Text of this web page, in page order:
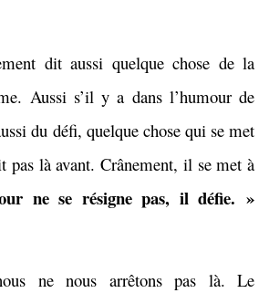
dit aussi quelque chose de la
Aussi s’il y a dans l’humour de
du défi, quelque chose qui se met
pas là avant. Crânement, il se met à
ne se résigne pas, il défie. »
ne nous arrêtons pas là. Le